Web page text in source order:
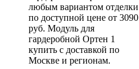
любым вариантом отделки
по доступной цене от 3090
руб. Модуль для
гардеробной Ортен 1
купить с доставкой по
Москве и регионам.